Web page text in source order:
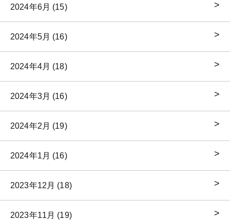
2024年6月 (15)
2024年5月 (16)
2024年4月 (18)
2024年3月 (16)
2024年2月 (19)
2024年1月 (16)
2023年12月 (18)
2023年11月 (19)